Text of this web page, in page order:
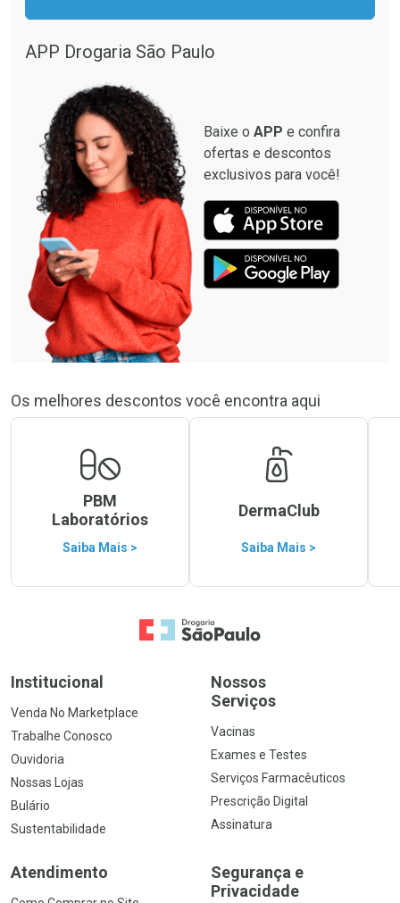
APP Drogaria São Paulo
Baixe o APP e confira
ofertas e descontos
exclusivos para você!
Os melhores descontos você encontra aqui
PBM
Laboratórios
Saiba Mais >
DermaClub
Saiba Mais >
Ir para a Home
Institucional
Venda No Marketplace
Trabalhe Conosco
Ouvidoria
Nossas Lojas
Bulário
Sustentabilidade
Nossos
Serviços
Vacinas
Exames e Testes
Serviços Farmacêuticos
Prescrição Digital
Assinatura
Atendimento
Segurança e
Privacidade